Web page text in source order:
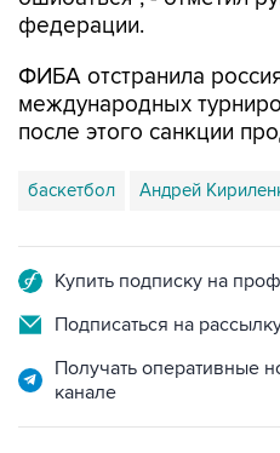
федерации.
ФИБА отстранила
международных
после этого санкции
баскетбол Андрей
Купить подписку на
Подписаться на
Получать оперативные
канале